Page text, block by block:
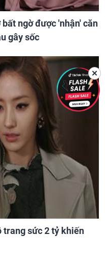
ngờ được 'nhận' căn
gây sốc
trang sức 2 tỷ khiến
✕